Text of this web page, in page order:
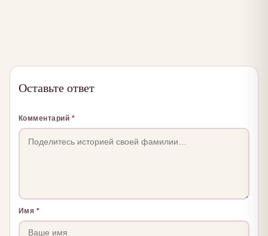
Оставьте ответ
Комментарий *
Имя *